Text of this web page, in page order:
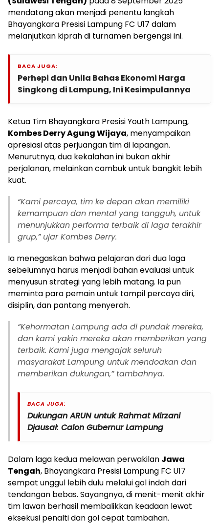
mendatang akan menjadi penentu langkah
Bhayangkara Presisi Lampung FC U17 dalam
melanjutkan kiprah di turnamen bergengsi ini.
BACA JUGA:
Perhepi dan Unila Bahas Ekonomi Harga
Singkong di Lampung, Ini Kesimpulannya
Ketua Tim Bhayangkara Presisi Youth Lampung,
Kombes Derry Agung Wijaya, menyampaikan
apresiasi atas perjuangan tim di lapangan.
Menurutnya, dua kekalahan ini bukan akhir
perjalanan, melainkan cambuk untuk bangkit lebih
kuat.
“Kami percaya, tim ke depan akan memiliki
kemampuan dan mental yang tangguh, untuk
menunjukkan performa terbaik di laga terakhir
grup,”ujar Kombes Derry.
Ia menegaskan bahwa pelajaran dari dua laga
sebelumnya harus menjadi bahan evaluasi untuk
menyusun strategi yang lebih matang. Ia pun
meminta para pemain untuk tampil percaya diri,
disiplin, dan pantang menyerah.
“Kehormatan Lampung ada di pundak mereka,
dan kami yakin mereka akan memberikan yang
terbaik. Kami juga mengajak seluruh
masyarakat Lampung untuk mendoakan dan
memberikan dukungan,”tambahnya.
BACA JUGA:
Dukungan ARUN untuk Rahmat Mirzani
Djausal: Calon Gubernur Lampung
Dalam laga kedua melawan perwakilan Jawa
Tengah, Bhayangkara Presisi Lampung FC U17
sempat unggul lebih dulu melalui gol indah dari
tendangan bebas. Sayangnya, di menit-menit akhir
tim lawan berhasil membalikkan keadaan lewat
eksekusi penalti dan gol cepat tambahan.